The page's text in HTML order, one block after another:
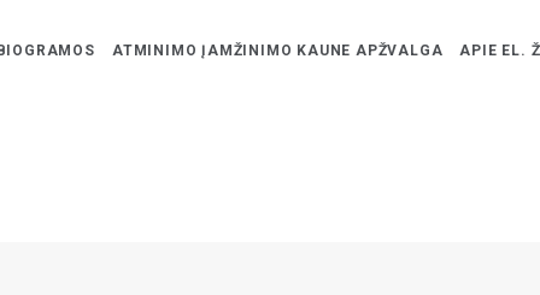
ATMINIMO ĮAMŽINIMO KAUNE APŽVALGA APIE EL.